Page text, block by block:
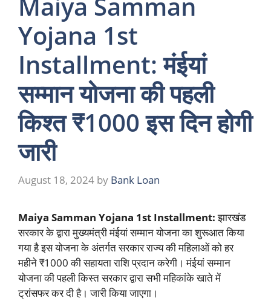
Yojana 1st
Installment: मंईयां
सम्मान योजना की पहली
किश्त ₹1000 इस दिन होगी
जारी
August 18, 2024 by Bank Loan
Maiya Samman Yojana 1st Installment:झारखंड
सरकार के द्वारा मुख्यमंत्री मंईयां सम्मान योजना का शुरूआत किया
गया है इस योजना के अंतर्गत सरकार राज्य की महिलाओं को हर
महीने ₹1000 की सहायता राशि प्रदान करेगी। मंईयां सम्मान
योजना की पहली किस्त सरकार द्वारा सभी महिकांके खाते में
ट्रांसफर कर दी है। जारी किया जाएगा।